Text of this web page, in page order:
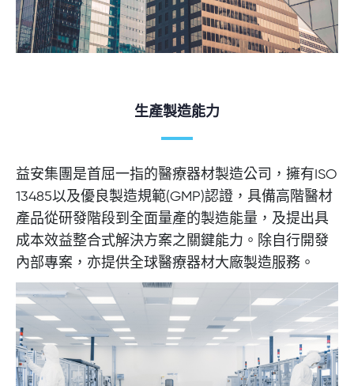
生產製造能力
益安集團是首屈一指的醫療器材製造公司，擁有ISO
13485以及優良製造規範(GMP)認證，具備高階醫材
產品從研發階段到全面量產的製造能量，及提出具
成本效益整合式解決方案之關鍵能力。除自行開發
內部專案，亦提供全球醫療器材大廠製造服務。